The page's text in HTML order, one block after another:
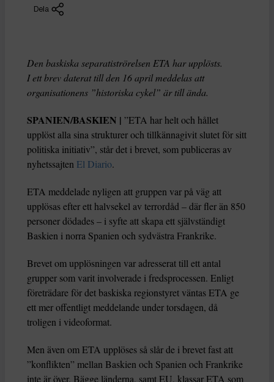
Dela
Den baskiska separatiströrelsen ETA har upplösts.
I ett brev daterat till den 16 april meddelas att
organisationens ”historiska cykel” är till ända.
SPANIEN/BASKIEN | ”ETA har helt och hållet
upplöst alla sina strukturer och tillkännagivit slutet för sitt
politiska initiativ”, står det i brevet, som publiceras av
nyhetssajten El Diario.
ETA meddelade nyligen att gruppen var på väg att
upplösas efter ett halvsekel av terrordåd – där fler än 850
personer dödades – i syfte att skapa ett självständigt
Baskien i norra Spanien och sydvästra Frankrike.
Brevet om upplösningen var adresserat till ett antal
grupper som varit involverade i fredsprocessen. Enligt
företrädare för det baskiska regionstyret väntas ETA ge
ett mer offentligt meddelande under torsdagen, då
troligen i videoformat.
Men även om ETA upplöses så slår de i brevet fast att
”konflikten” mellan Baskien och Spanien och Frankrike
inte är över. Bägge länderna, samt EU, klassar ETA som